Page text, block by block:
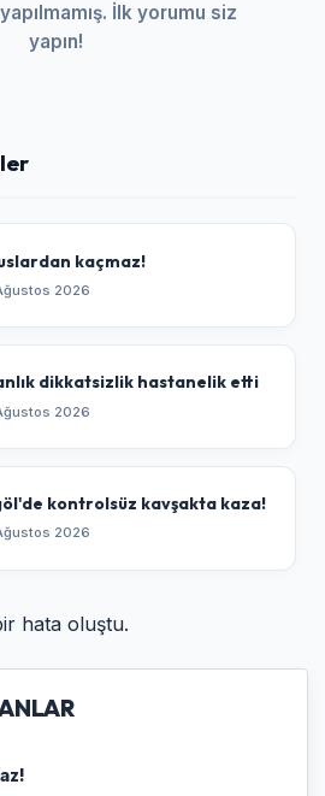
İlk yorumu siz
yapın!
kaçmaz!
2026
dikkatsizlik hastanelik etti
2026
kontrolsüz kavşakta kaza!
2026
hata oluştu.